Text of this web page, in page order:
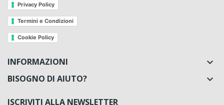
Privacy Policy
Termini e Condizioni
Cookie Policy
INFORMAZIONI 
BISOGNO DI AIUTO? 
ISCRIVITI ALLA NEWSLETTER